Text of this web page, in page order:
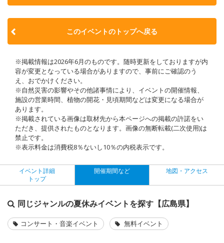
このイベントのトップへ戻る
※掲載情報は2026年6月のものです。随時更新をしておりますが内
容が変更となっている場合がありますので、事前にご確認のう
え、おでかけください。
※自然災害の影響やその他諸事情により、イベントの開催情報、
施設の営業時間、植物の開花・見頃期間などは変更になる場合が
あります。
※掲載されている画像は取材先から本ページへの掲載の許諾をい
ただき、提供されたものとなります。画像の無断転載(二次使用)は
禁止です。
※表示料金は消費税8％ないし10％の内税表示です。
イベント詳細
トップ
開催期間など 地図・アクセス
同じジャンルの夏休みイベントを探す【広島県】
コンサート・音楽イベント 無料イベント